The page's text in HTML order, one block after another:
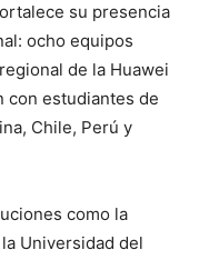
su presencia
ocho equipos
de la Huawei
con estudiantes de
Chile, Perú y
como la
Universidad del